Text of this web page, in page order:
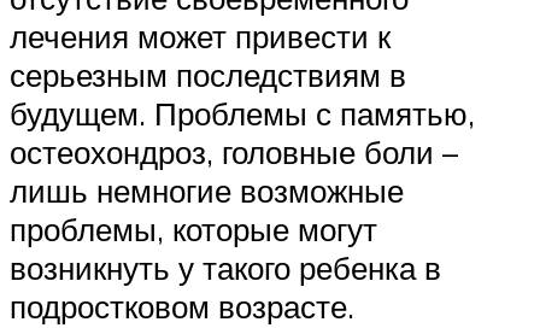
лечения может привести к
серьезным последствиям в
будущем. Проблемы с памятью,
остеохондроз, головные боли –
лишь немногие возможные
проблемы, которые могут
возникнуть у такого ребенка в
подростковом возрасте.